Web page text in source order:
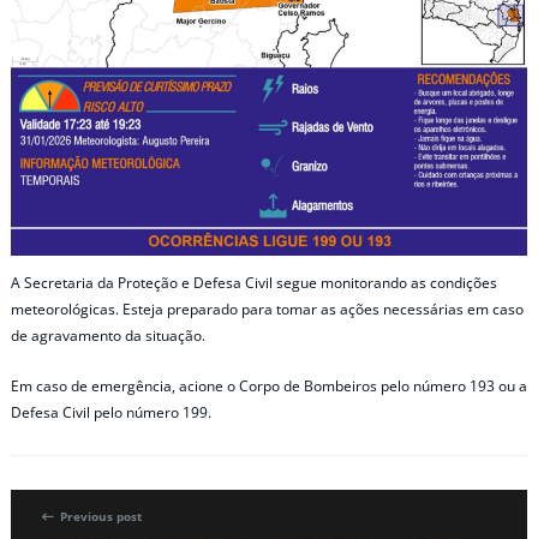
A Secretaria da Proteção e Defesa Civil segue monitorando as condições
meteorológicas. Esteja preparado para tomar as ações necessárias em caso
de agravamento da situação.
Em caso de emergência, acione o Corpo de Bombeiros pelo número 193 ou a
Defesa Civil pelo número 199.
Previous post